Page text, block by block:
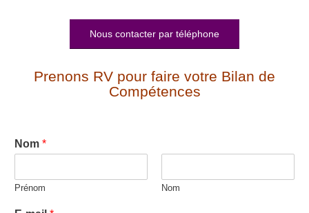
Nous contacter par téléphone
Prenons RV pour faire votre Bilan de
Compétences
Nom *
Prénom Nom